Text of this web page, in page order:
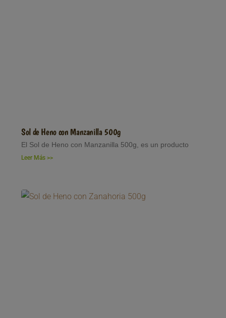
Sol de Heno con Manzanilla 500g
El Sol de Heno con Manzanilla 500g, es un producto
Leer Más >>